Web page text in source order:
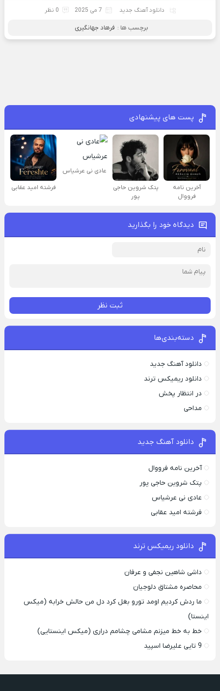
دانلود آهنگ جدید 7 می 2025 0 نظر
برچسب ها : فرهاد جهانگیری
پست های پیشنهادی
آخرین نامه
فرووال
پتک شروین حاجی
پور
عادی نی عرشیاس
فرشته امید عقابی
دیدگاه خود را بگذارید
ثبت نظر
دسته‌بندی‌ها
دانلود آهنگ جدید
دانلود ریمیکس ترند
در انتظار پخش
مداحی
دانلود آهنگ جدید
آخرین نامه فرووال
پتک شروین حاجی پور
عادی نی عرشیاس
فرشته امید عقابی
دانلود ریمیکس ترند
داشی شاهین نجفی و عرفان
محاصره مشتاق دلوجیان
ما ردش کردیم اومد تورو بغل کرد دل من حالش خرابه (میکس
اینستا)
خط به خط میزنم مشامی چشامم دراری (میکس اینستایی)
9 تایی علیرضا اسپید